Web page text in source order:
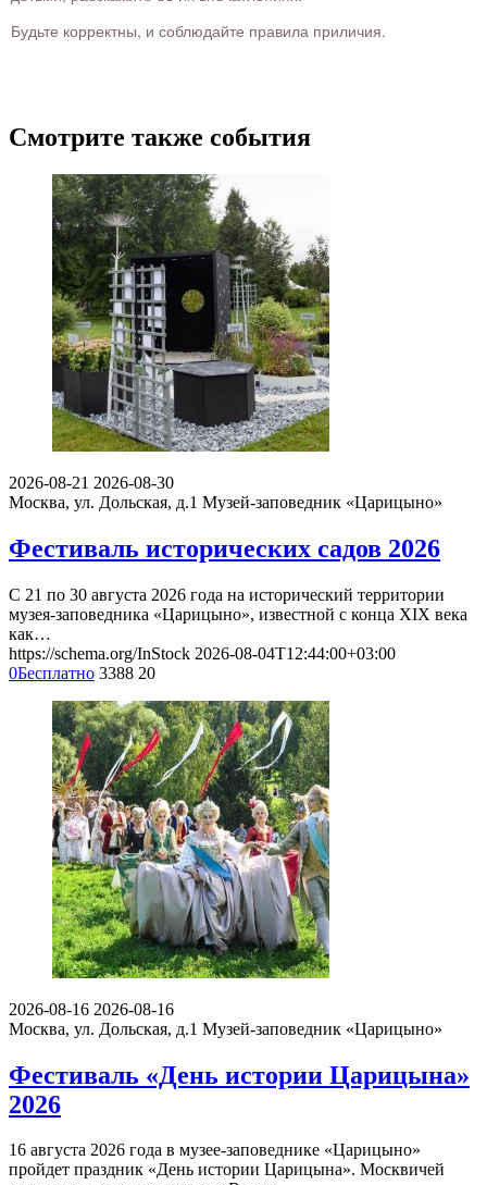
Будьте корректны, и соблюдайте правила приличия.
Смотрите также события
2026-08-21 2026-08-30
Москва, ул. Дольская, д.1 Музей-заповедник «Царицыно»
Фестиваль исторических садов 2026
С 21 по 30 августа 2026 года на исторический территории
музея-заповедника «Царицыно», известной с конца XIX века
как…
https://schema.org/InStock 2026-08-04T12:44:00+03:00
0Бесплатно 3388 20
2026-08-16 2026-08-16
Москва, ул. Дольская, д.1 Музей-заповедник «Царицыно»
Фестиваль «День истории Царицына»
2026
16 августа 2026 года в музее-заповеднике «Царицыно»
пройдет праздник «День истории Царицына». Москвичей